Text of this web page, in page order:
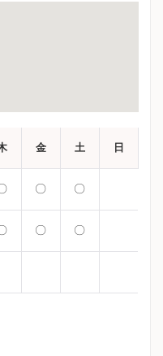
金 土 日
〇 〇
〇 〇